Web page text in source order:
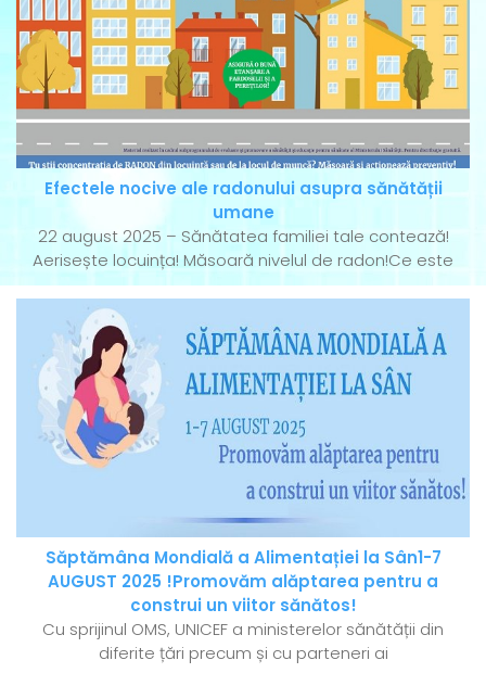
Efectele nocive ale radonului asupra sănătății
umane
22 august 2025 – Sănătatea familiei tale contează!
Aerisește locuința! Măsoară nivelul de radon!Ce este
Săptămâna Mondială a Alimentației la Sân1-7
AUGUST 2025 !Promovăm alăptarea pentru a
construi un viitor sănătos!
Cu sprijinul OMS, UNICEF a ministerelor sănătății din
diferite țări precum și cu parteneri ai